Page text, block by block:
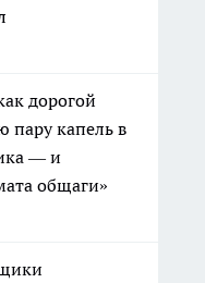
дорогой
пару капель в
— и
общаги»